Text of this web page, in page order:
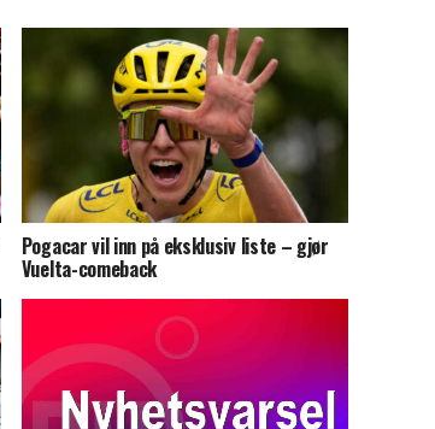
Pogacar vil inn på eksklusiv liste – gjør
Vuelta-comeback